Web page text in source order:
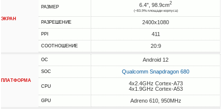
ЭКРАН
РАЗМЕР 6.4", 98.9cm2
(~83.9% площади корпуса)
РАЗРЕШЕНИЕ 2400x1080
PPI 411
СООТНОШЕНИЕ 20:9
ПЛАТФОРМА
ОС Android 12
SOC Qualcomm Snapdragon 680
CPU
4x2.4GHz Cortex-A73
4x1.9GHz Cortex-A53
GPU Adreno 610, 950MHz